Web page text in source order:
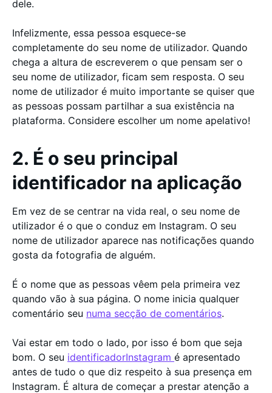
dele.
Infelizmente, essa pessoa esquece-se
completamente do seu nome de utilizador. Quando
chega a altura de escreverem o que pensam ser o
seu nome de utilizador, ficam sem resposta. O seu
nome de utilizador é muito importante se quiser que
as pessoas possam partilhar a sua existência na
plataforma. Considere escolher um nome apelativo!
2. É o seu principal
identificador na aplicação
Em vez de se centrar na vida real, o seu nome de
utilizador é o que o conduz em Instagram. O seu
nome de utilizador aparece nas notificações quando
gosta da fotografia de alguém.
É o nome que as pessoas vêem pela primeira vez
quando vão à sua página. O nome inicia qualquer
comentário seu numa secção de comentários.
Vai estar em todo o lado, por isso é bom que seja
bom. O seu identificadorInstagram é apresentado
antes de tudo o que diz respeito à sua presença em
Instagram. É altura de começar a prestar atenção a